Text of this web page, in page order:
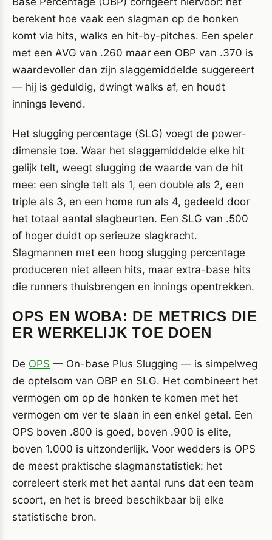
berekent hoe vaak een slagman op de honken
komt via hits, walks en hit-by-pitches. Een speler
met een AVG van .260 maar een OBP van .370 is
waardevoller dan zijn slaggemiddelde suggereert
— hij is geduldig, dwingt walks af, en houdt
innings levend.
Het slugging percentage (SLG) voegt de power-
dimensie toe. Waar het slaggemiddelde elke hit
gelijk telt, weegt slugging de waarde van de hit
mee: een single telt als 1, een double als 2, een
triple als 3, en een home run als 4, gedeeld door
het totaal aantal slagbeurten. Een SLG van .500
of hoger duidt op serieuze slagkracht.
Slagmannen met een hoog slugging percentage
produceren niet alleen hits, maar extra-base hits
die runners thuisbrengen en innings opentrekken.
OPS EN WOBA: DE METRICS DIE
ER WERKELIJK TOE DOEN
De OPS — On-base Plus Slugging — is simpelweg
de optelsom van OBP en SLG. Het combineert het
vermogen om op de honken te komen met het
vermogen om ver te slaan in een enkel getal. Een
OPS boven .800 is goed, boven .900 is elite,
boven 1.000 is uitzonderlijk. Voor wedders is OPS
de meest praktische slagmanstatistiek: het
correleert sterk met het aantal runs dat een team
scoort, en het is breed beschikbaar bij elke
statistische bron.